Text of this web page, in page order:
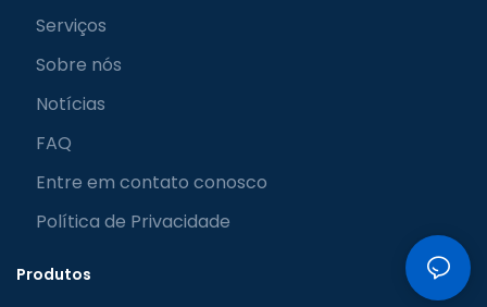
Serviços
Sobre nós
Notícias
FAQ
Entre em contato conosco
Política de Privacidade
Produtos